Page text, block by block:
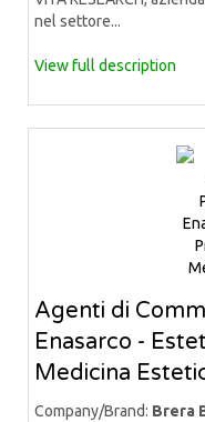
nel settore...
View full description
Agenti di
Enasarco -
Medicina
Company/Brand: Brera